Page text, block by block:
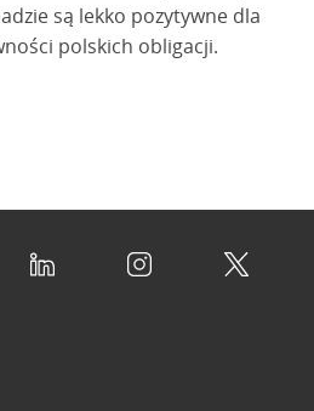
są lekko pozytywne dla
polskich obligacji.